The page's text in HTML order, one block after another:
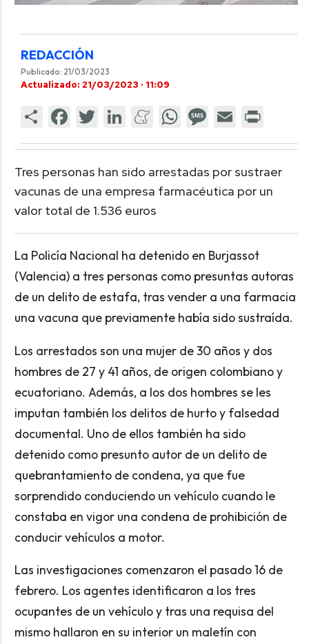
REDACCIÓN
Publicado: 21/03/2023
Actualizado: 21/03/2023 · 11:09
Tres personas han sido arrestadas por sustraer
vacunas de una empresa farmacéutica por un
valor total de 1.536 euros
La Policía Nacional ha detenido en Burjassot
(Valencia) a tres personas como presuntas autoras
de un delito de estafa, tras vender a una farmacia
una vacuna que previamente había sido sustraída.
Los arrestados son una mujer de 30 años y dos
hombres de 27 y 41 años, de origen colombiano y
ecuatoriano. Además, a los dos hombres se les
imputan también los delitos de hurto y falsedad
documental. Uno de ellos también ha sido
detenido como presunto autor de un delito de
quebrantamiento de condena, ya que fue
sorprendido conduciendo un vehículo cuando le
constaba en vigor una condena de prohibición de
conducir vehículos a motor.
Las investigaciones comenzaron el pasado 16 de
febrero. Los agentes identificaron a los tres
ocupantes de un vehículo y tras una requisa del
mismo hallaron en su interior un maletín con